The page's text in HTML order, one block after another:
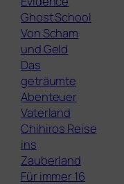
Ghost School
Von Scham
und Geld
Das
geträumte
Abenteuer
Vaterland
Chihiros Reise
ins
Zauberland
Für immer 16